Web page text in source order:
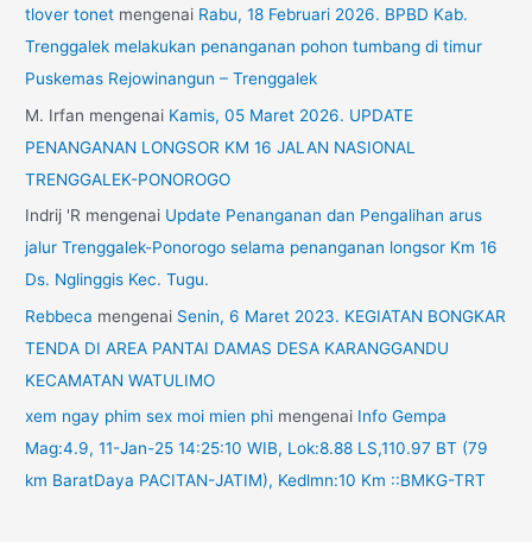
tlover tonet mengenai Rabu, 18 Februari 2026. BPBD Kab.
Trenggalek melakukan penanganan pohon tumbang di timur
Puskemas Rejowinangun – Trenggalek
M. Irfan mengenai Kamis, 05 Maret 2026. UPDATE
PENANGANAN LONGSOR KM 16 JALAN NASIONAL
TRENGGALEK-PONOROGO
Indrij 'R mengenai Update Penanganan dan Pengalihan arus
jalur Trenggalek-Ponorogo selama penanganan longsor Km 16
Ds. Nglinggis Kec. Tugu.
Rebbeca mengenai Senin, 6 Maret 2023. KEGIATAN BONGKAR
TENDA DI AREA PANTAI DAMAS DESA KARANGGANDU
KECAMATAN WATULIMO
xem ngay phim sex moi mien phi mengenai Info Gempa
Mag:4.9, 11-Jan-25 14:25:10 WIB, Lok:8.88 LS,110.97 BT (79
km BaratDaya PACITAN-JATIM), Kedlmn:10 Km ::BMKG-TRT